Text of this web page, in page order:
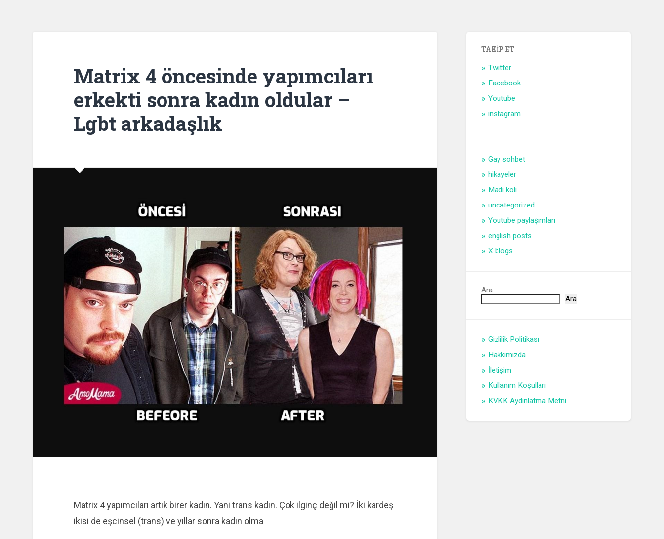
Matrix 4 öncesinde yapımcıları
erkekti sonra kadın oldular –
Lgbt arkadaşlık
Matrix 4 yapımcıları artık birer kadın. Yani trans kadın. Çok ilginç değil mi? İki kardeş
ikisi de eşcinsel (trans) ve yıllar sonra kadın olma
TAKIP ET
Twitter
Facebook
Youtube
instagram
Gay sohbet
hikayeler
Madi koli
uncategorized
Youtube paylaşımları
english posts
X blogs
Ara
Ara
Gizlilik Politikası
Hakkımızda
İletişim
Kullanım Koşulları
KVKK Aydınlatma Metni